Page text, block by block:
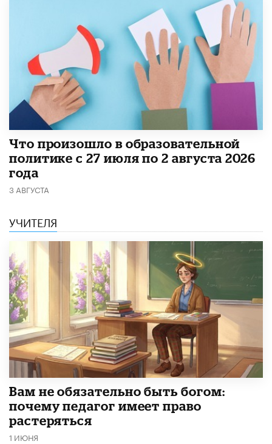
​Что произошло в образовательной
политике с 27 июля по 2 августа 2026
года
3 АВГУСТА
УЧИТЕЛЯ
​Вам не обязательно быть богом:
почему педагог имеет право
растеряться
1 ИЮНЯ